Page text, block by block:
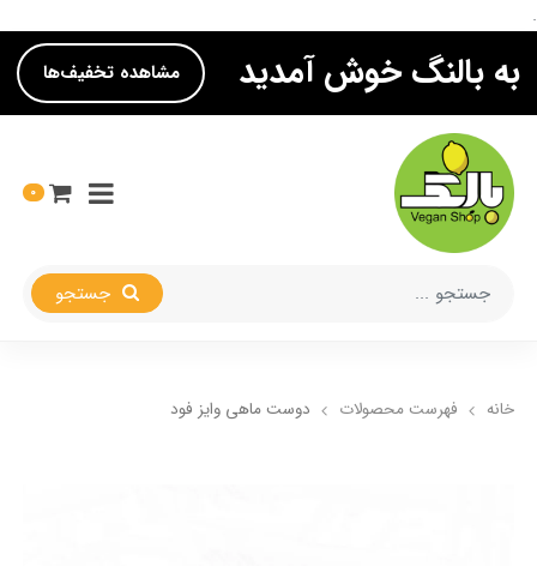
.
به بالنگ خوش آمدید مشاهده تخفیف‌ها
0
خانه فهرست محصولات دوست ماهی وایز فود